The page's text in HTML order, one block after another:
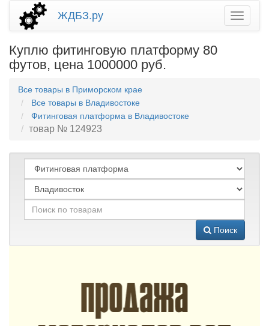
ЖДБЗ.ру
Куплю фитинговую платформу 80
футов, цена 1000000 руб.
Все товары в Приморском крае
Все товары в Владивостоке
Фитинговая платформа в Владивостоке
товар № 124923
Поиск